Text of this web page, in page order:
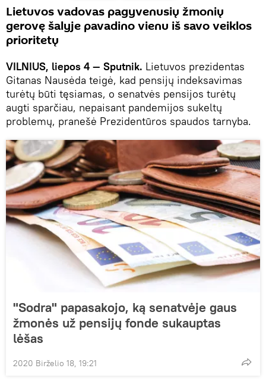
Lietuvos vadovas pagyvenusių žmonių
gerovę šalyje pavadino vienu iš savo veiklos
prioritetų
VILNIUS, liepos 4 — Sputnik. Lietuvos prezidentas
Gitanas Nausėda teigė, kad pensijų indeksavimas
turėtų būti tęsiamas, o senatvės pensijos turėtų
augti sparčiau, nepaisant pandemijos sukeltų
problemų, pranešė Prezidentūros spaudos tarnyba.
"Sodra" papasakojo, ką senatvėje gaus
žmonės už pensijų fonde sukauptas
lėšas
2020 Birželio 18, 19:21